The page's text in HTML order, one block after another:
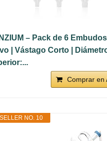
– Pack de 6
| Vástago Corto |
Comprar en
NO. 10